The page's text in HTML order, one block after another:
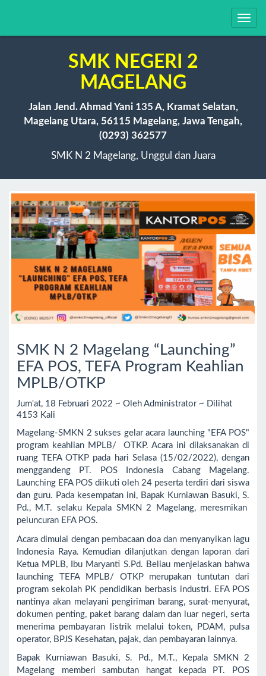
SMK NEGERI 2
MAGELANG
Jalan Jend. Ahmad Yani 135 A, Kramat Selatan,
Magelang Utara, 56115 Magelang, Jawa Tengah,
(0293) 362577
SMK N 2 Magelang, Unggul dan Juara
SMK N 2 Magelang “Launching”
EFA POS, TEFA Program Keahlian
MPLB/OTKP
Jum'at, 18 Februari 2022 ~ Oleh Administrator ~ Dilihat
4153 Kali
Magelang-SMKN 2 sukses gelar acara launching "EFA POS"
program keahlian MPLB/ OTKP. Acara ini dilaksanakan di
ruang TEFA OTKP pada hari Selasa (15/02/2022), dengan
menggandeng PT. POS Indonesia Cabang Magelang.
Launching EFA POS diikuti oleh 24 peserta terdiri dari siswa
dan guru. Pada kesempatan ini, Bapak Kurniawan Basuki, S.
Pd., M.T. selaku Kepala SMKN 2 Magelang, meresmikan
peluncuran EFA POS.
Acara dimulai dengan pembacaan doa dan menyanyikan lagu
Indonesia Raya. Kemudian dilanjutkan dengan laporan dari
Ketua MPLB, Ibu Maryanti S.Pd. Beliau menjelaskan bahwa
launching TEFA MPLB/ OTKP merupakan tuntutan dari
program sekolah PK pendidikan berbasis industri. EFA POS
nantinya akan melayani pengiriman barang, surat-menyurat,
dokumen penting, paket barang dalam dan luar negeri, serta
menerima pembayaran listrik melalui token, PDAM, pulsa
operator, BPJS Kesehatan, pajak, dan pembayaran lainnya.
Bapak Kurniawan Basuki, S. Pd., M.T., Kepala SMKN 2
Magelang memberi sambutan hangat kepada PT. POS